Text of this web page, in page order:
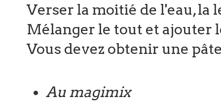
Verser la moitié de l'eau, la
Mélanger le tout et ajouter
Vous devez obtenir une
Au magimix